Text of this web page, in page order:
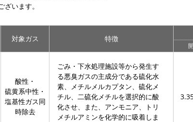
います。
対象ガス 特徴
酸性・
硫黄系中性・
塩基性ガス同
時除去
ごみ・下水処理施設等から発生す
る悪臭ガスの主成分である硫化水
素、メチルメルカプタン、硫化メ
チル、二硫化メチルを選択的に酸
化させ、また、アンモニア、トリ
メチルアミンを化学的に吸着しま